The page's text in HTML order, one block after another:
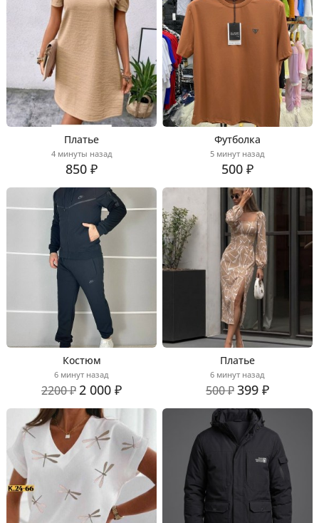
Платье
4 минуты назад
850 ₽
Футболка
5 минут назад
500 ₽
Костюм
6 минут назад
2200 ₽2 000 ₽
Платье
6 минут назад
500 ₽399 ₽